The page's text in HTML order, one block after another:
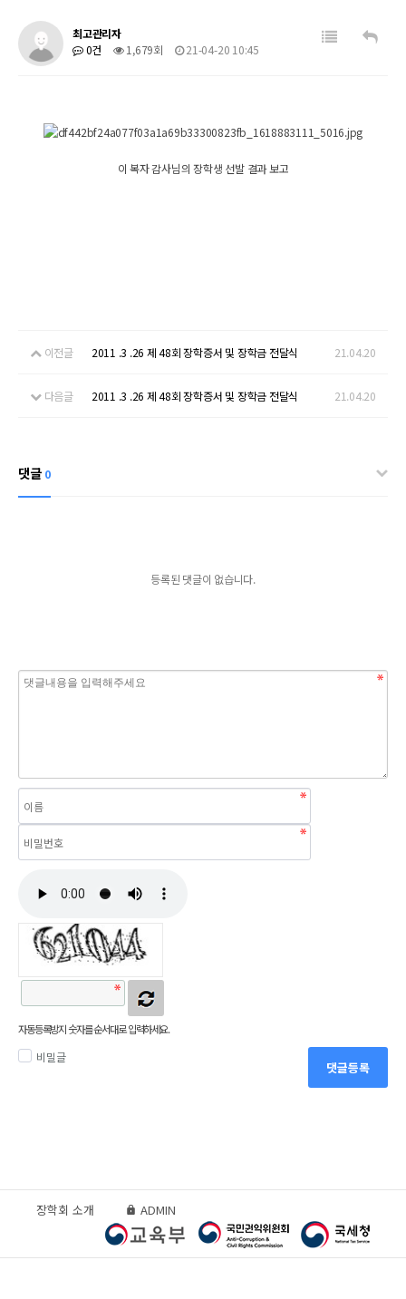
최고관리자
0건
1,679회 21-04-20 10:45
이 복자 감사님의 장학생 선발 결과 보고
이전글 2011 .3 .26 제 48회 장학증서 및 장학금 전달식 21.04.20
다음글 2011 .3 .26 제 48회 장학증서 및 장학금 전달식 21.04.20
댓글 0
등록된 댓글이 없습니다.
자동등록방지 숫자를 순서대로 입력하세요.
비밀글
댓글등록
장학회 소개 ADMIN